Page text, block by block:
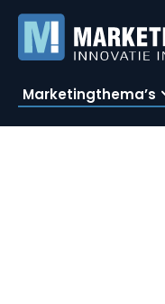
Marketingthema’s